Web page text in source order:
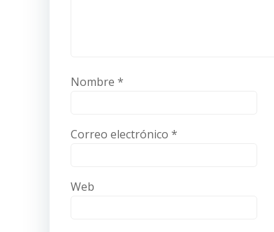
Nombre *
Correo electrónico *
Web